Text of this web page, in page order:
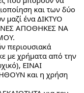
και των δύο
μαζί ένα ΔΙΚΤΥΟ
ΑΠΟΘΗΚΕΣ ΝΑ
περιουσιακά
με χρήματα από την
ΕΙΝΑΙ
και η χρήση